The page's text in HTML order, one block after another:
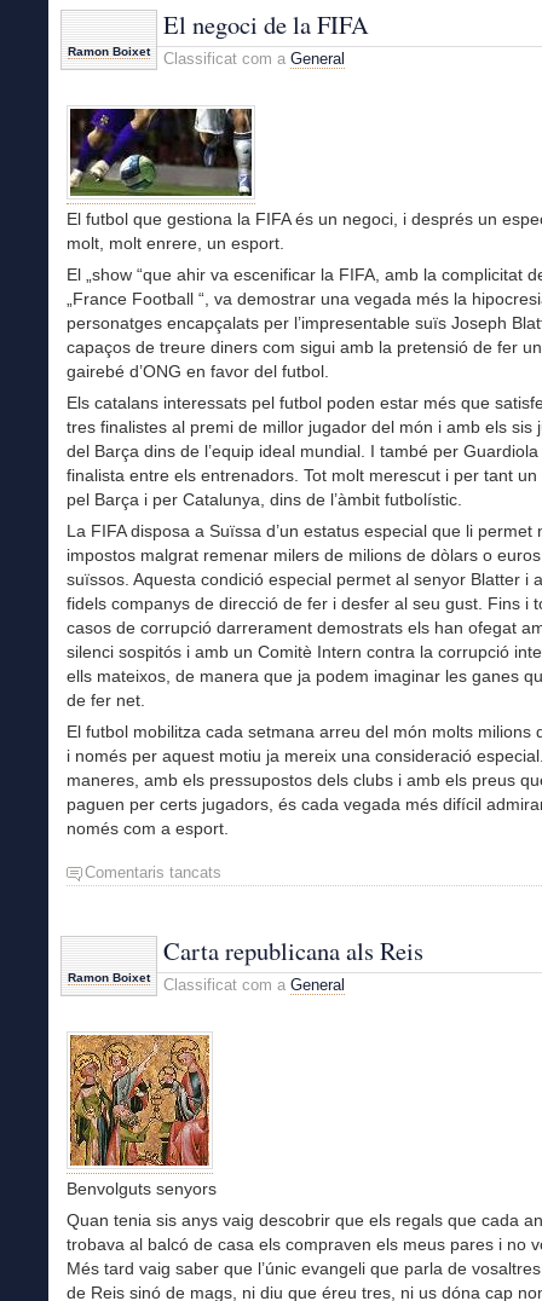
treballar
més
Ramon Boixet
El negoci de la FIFA
Classificat com a General
El futbol que gestiona la FIFA és un negoci, i després un
molt, molt enrere, un esport.
El „show “que ahir va escenificar la FIFA, amb la complicitat
„France Football “, va demostrar una vegada més la
personatges encapçalats per l’impresentable suïs Joseph
capaços de treure diners com sigui amb la pretensió de fer
gairebé d’ONG en favor del futbol.
Els catalans interessats pel futbol poden estar més que
tres finalistes al premi de millor jugador del món i amb els sis
del Barça dins de l’equip ideal mundial. I també per
finalista entre els entrenadors. Tot molt merescut i per tant un
pel Barça i per Catalunya, dins de l’àmbit futbolístic.
La FIFA disposa a Suïssa d’un estatus especial que li permet
impostos malgrat remenar milers de milions de dòlars o
suïssos. Aquesta condició especial permet al senyor Blatter i
fidels companys de direcció de fer i desfer al seu gust. Fins i
casos de corrupció darrerament demostrats els han ofegat
silenci sospitós i amb un Comitè Intern contra la corrupció
ells mateixos, de manera que ja podem imaginar les ganes
de fer net.
El futbol mobilitza cada setmana arreu del món molts milions
i només per aquest motiu ja mereix una consideració
maneres, amb els pressupostos dels clubs i amb els preus
paguen per certs jugadors, és cada vegada més difícil
només com a esport.
Comentaris tancats
la
FIFA
Ramon Boixet
Carta republicana als Reis
Classificat com a General
Benvolguts senyors
Quan tenia sis anys vaig descobrir que els regals que cada
trobava al balcó de casa els compraven els meus pares i no
Més tard vaig saber que l’únic evangeli que parla de
de Reis sinó de mags, ni diu que éreu tres, ni us dóna cap